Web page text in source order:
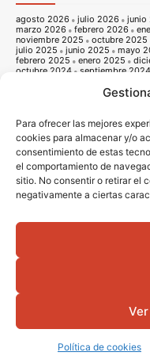
Para ofrecer las mejores
cookies para almacenar y/o
consentimiento de estas
el comportamiento de
sitio. No consentir o retirar el
negativamente a ciertas
Política de cookies
agosto 2026 julio 2026 junio
marzo 2026
febrero 2026
noviembre 2025
octubre 2025
julio 2025
junio 2025 mayo
febrero 2025
enero 2025
octubre 2024
septiembre 2024
noviembre
julio 2023 junio
noviembre 2022
octubre 2022
julio 2022
junio 2022 mayo
febrero 2022
enero 2022
octubre 2021
septiembre 2021
mayo 2021
abril 2021 marzo
diciembre 2020
noviembre
agosto 2020
julio 2020 junio
marzo 2020
febrero 2020
octubre 2019
diciembre 2018
noviembre
junio
septiembre 2017
junio 2016
© 2016 - 2026 Vila-real
de cookies|Diseño Web